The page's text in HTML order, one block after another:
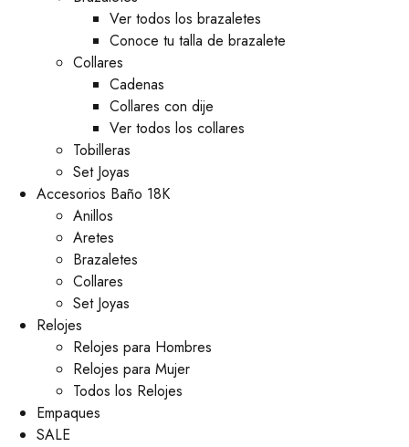
Ver todos los brazaletes
Conoce tu talla de brazalete
Collares
Cadenas
Collares con dije
Ver todos los collares
Tobilleras
Set Joyas
Accesorios Baño 18K
Anillos
Aretes
Brazaletes
Collares
Set Joyas
Relojes
Relojes para Hombres
Relojes para Mujer
Todos los Relojes
Empaques
SALE